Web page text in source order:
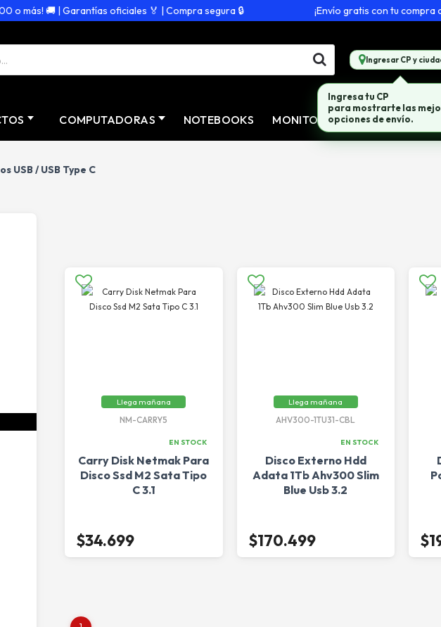
🚚 | Garantías oficiales 🏅 | Compra segura 🔒 ¡Envío gratis con tu compra
Ingresar CP y
COMPUTADORAS NOTEBOOKS MONITORES
USB / USB Type C
Llega mañana
NM-CARRY5
EN STOCK
Carry Disk Netmak Para
Disco Ssd M2 Sata Tipo
C 3.1
$34.699
Llega mañana
AHV300-1TU31-CBL
EN STOCK
Disco Externo Hdd
Adata 1Tb Ahv300 Slim
Blue Usb 3.2
$170.499
Ingresa tu CP
para mostrarte las
opciones de envío.